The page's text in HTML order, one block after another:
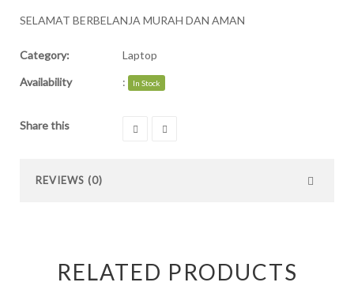
SELAMAT BERBELANJA MURAH DAN AMAN
Category:
Laptop
Availability
: In Stock
Share this
REVIEWS (0)
RELATED PRODUCTS